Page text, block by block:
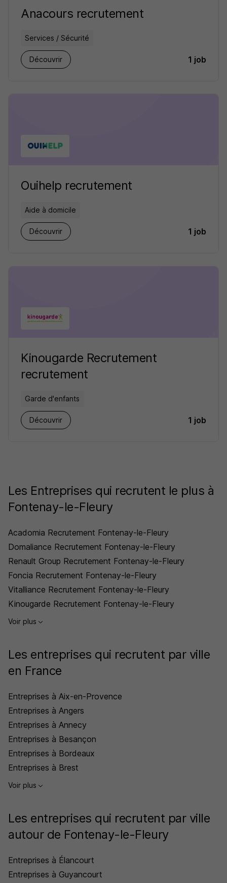
Anacours recrutement
Services / Sécurité
Découvrir 1 job
Ouihelp recrutement
Aide à domicile
Découvrir 1 job
Kinougarde Recrutement
recrutement
Garde d'enfants
Découvrir 1 job
Les Entreprises qui recrutent le plus à
Fontenay-le-Fleury
Acadomia Recrutement Fontenay-le-Fleury
Domaliance Recrutement Fontenay-le-Fleury
Renault Group Recrutement Fontenay-le-Fleury
Foncia Recrutement Fontenay-le-Fleury
Vitalliance Recrutement Fontenay-le-Fleury
Kinougarde Recrutement Fontenay-le-Fleury
Voir plus
Les entreprises qui recrutent par ville
en France
Entreprises à Aix-en-Provence
Entreprises à Angers
Entreprises à Annecy
Entreprises à Besançon
Entreprises à Bordeaux
Entreprises à Brest
Voir plus
Les entreprises qui recrutent par ville
autour de Fontenay-le-Fleury
Entreprises à Élancourt
Entreprises à Guyancourt